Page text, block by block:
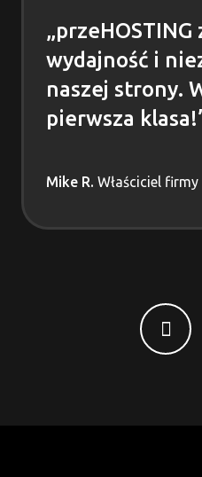
„przeHOSTING
wydajność i
naszej strony.
pierwsza
Mike R. Właściciel firmy